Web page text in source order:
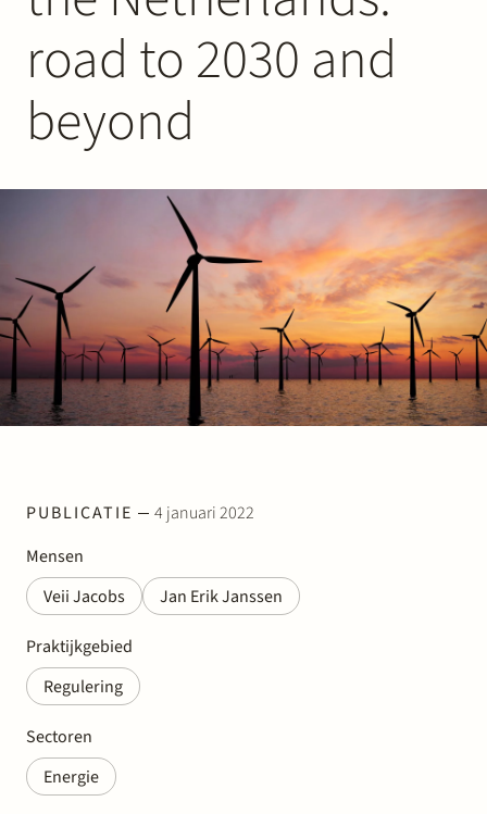
road to 2030 and
beyond
PUBLICATIE
4 januari 2022
Mensen
Veii Jacobs
Jan Erik Janssen
Praktijkgebied
Regulering
Sectoren
Energie
Contact
Werken bij Stek
Partner